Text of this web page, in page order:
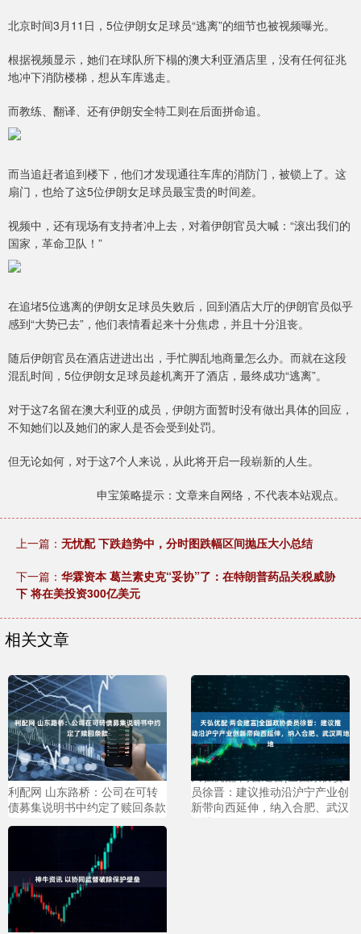
北京时间3月11日，5位伊朗女足球员“逃离”的细节也被视频曝光。
根据视频显示，她们在球队所下榻的澳大利亚酒店里，没有任何征兆
地冲下消防楼梯，想从车库逃走。
而教练、翻译、还有伊朗安全特工则在后面拼命追。
而当追赶者追到楼下，他们才发现通往车库的消防门，被锁上了。这
扇门，也给了这5位伊朗女足球员最宝贵的时间差。
视频中，还有现场有支持者冲上去，对着伊朗官员大喊：“滚出我们的
国家，革命卫队！”
在追堵5位逃离的伊朗女足球员失败后，回到酒店大厅的伊朗官员似乎
感到“大势已去”，他们表情看起来十分焦虑，并且十分沮丧。
随后伊朗官员在酒店进进出出，手忙脚乱地商量怎么办。而就在这段
混乱时间，5位伊朗女足球员趁机离开了酒店，最终成功“逃离”。
对于这7名留在澳大利亚的成员，伊朗方面暂时没有做出具体的回应，
不知她们以及她们的家人是否会受到处罚。
但无论如何，对于这7个人来说，从此将开启一段崭新的人生。
申宝策略提示：文章来自网络，不代表本站观点。
上一篇： 无忧配 下跌趋势中，分时图跌幅区间抛压大小总结
下一篇： 华霖资本 葛兰素史克“妥协”了：在特朗普药品关税威胁
下 将在美投资300亿美元
相关文章
利配网 山东路桥：公司在可转
债募集说明书中约定了赎回条款
天弘优配 两会建言|全国政协委
员徐晋：建议推动沿沪宁产业创
新带向西延伸，纳入合肥、武汉
两地